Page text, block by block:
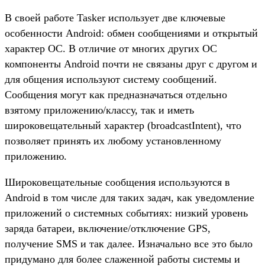
В своей работе Tasker использует две ключевые
особенности Android: обмен сообщениями и открытый
характер ОС. В отличие от многих других ОС
компоненты Android почти не связаны друг с другом и
для общения используют систему сообщений.
Сообщения могут как предназначаться отдельно
взятому приложению/классу, так и иметь
широковещательный характер (broadcastIntent), что
позволяет принять их любому установленному
приложению.
Широковещательные сообщения используются в
Android в том числе для таких задач, как уведомление
приложений о системных событиях: низкий уровень
заряда батареи, включение/отключение GPS,
получение SMS и так далее. Изначально все это было
придумано для более слаженной работы системы и